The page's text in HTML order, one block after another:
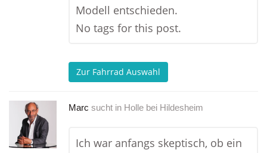
Modell entschieden.
No tags for this post.
Zur Fahrrad Auswahl
Marc sucht in Holle bei Hildesheim
Ich war anfangs skeptisch, ob ein